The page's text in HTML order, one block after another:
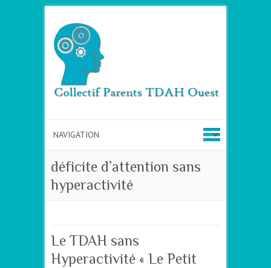
déficite d’attention sans
hyperactivité
Le TDAH sans
Hyperactivité « Le Petit